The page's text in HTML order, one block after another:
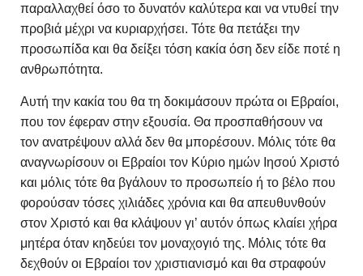
παραλλαχθεί όσο το δυνατόν καλύτερα και να ντυθεί την
προβιά μέχρι να κυριαρχήσει. Τότε θα πετάξει την
προσωπίδα και θα δείξει τόση κακία όση δεν είδε ποτέ η
ανθρωπότητα.
Αυτή την κακία του θα τη δοκιμάσουν πρώτα οι Εβραίοι,
που τον έφεραν στην εξουσία. Θα προσπαθήσουν να
τον ανατρέψουν αλλά δεν θα μπορέσουν. Μόλις τότε θα
αναγνωρίσουν οι Εβραίοι τον Κύριο ημών Ιησού Χριστό
και μόλις τότε θα βγάλουν το προσωπείο ή το βέλο που
φορούσαν τόσες χιλιάδες χρόνια και θα απευθυνθούν
στον Χριστό και θα κλάψουν γι’ αυτόν όπως κλαίει χήρα
μητέρα όταν κηδεύει τον μοναχογιό της. Μόλις τότε θα
δεχθούν οι Εβραίοι τον χριστιανισμό και θα στραφούν